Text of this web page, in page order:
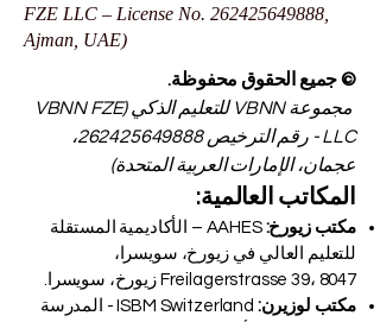
FZE LLC – License No. 262425649888
Ajman, UAE)
© جميع الحقوق محفوظة.
مجموعة VBNN للتعليم الذكي (VBNN FZE
LLC - رقم الترخيص
262425649888،
عجمان، الإمارات العربية المتحدة)
المكاتب العالمية:
مكتب زيورخ:
AAHES – الأكاديمية المستقلة
للتعليم العالي في زيورخ، سويسرا،
Freilagerstrasse 39، 8047 زيورخ، سويسرا.
مكتب لوزيرن:
ISBM Switzerland - المدرسة